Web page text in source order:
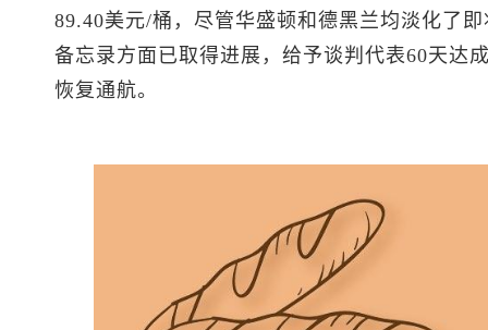
89.40美元/桶，尽管华盛顿和德黑兰均淡化了
备忘录方面已取得进展，给予谈判代表60天达
恢复通航。